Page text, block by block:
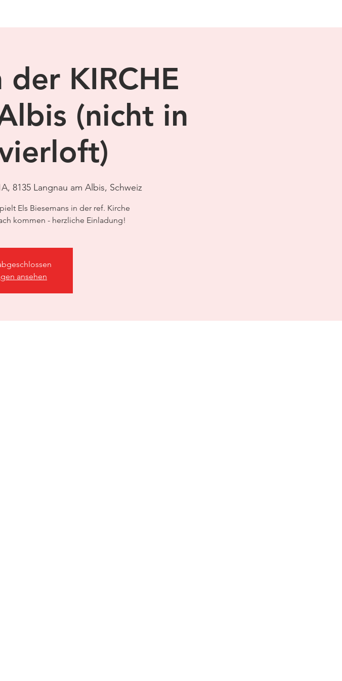
der KIRCHE
(nicht in
8135 Langnau am Albis, Schweiz
Els Biesemans in der ref. Kirche
kommen - herzliche Einladung!
ansehen